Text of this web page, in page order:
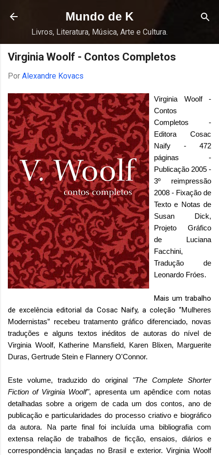
Pular para o conteúdo principal
Mundo de K
Livros, Literatura, Música, Arte e Cultura.
Virginia Woolf - Contos Completos
Por Alexandre Kovacs
Virginia Woolf -
Contos
Completos -
Editora Cosac
Naify - 472
páginas -
Publicação 2005 -
3º reimpressão
2008 - Fixação de
Texto e Notas de
Susan Dick,
Projeto Gráfico
de Luciana
Facchini,
Tradução de
Leonardo Fróes.
Mais um trabalho
de excelência editorial da Cosac Naify, a coleção “Mulheres
Modernistas” recebeu tratamento gráfico diferenciado, novas
traduções e alguns textos inéditos de autoras do nível de
Virginia Woolf, Katherine Mansfield, Karen Blixen, Marguerite
Duras, Gertrude Stein e Flannery O'Connor.
Este volume, traduzido do original "The Complete Shorter
Fiction of Virginia Woolf", apresenta um apêndice com notas
detalhadas sobre a origem de cada um dos contos, ano de
publicação e particularidades do processo criativo e biográfico
da autora. Na parte final foi incluída uma bibliografia com
extensa relação de trabalhos de ficção, ensaios, diários e
correspondência lançadas no Brasil e exterior. Virginia Woolf